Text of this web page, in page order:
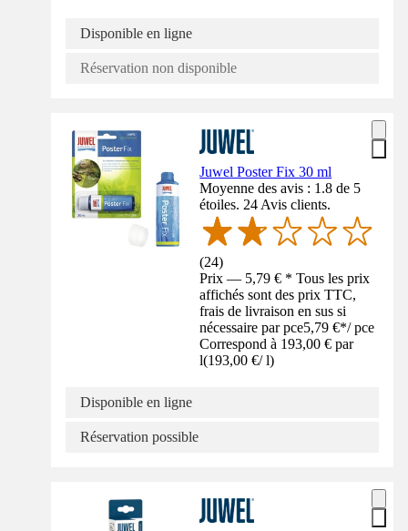
Disponible en ligne
Réservation non disponible
Juwel Poster Fix 30 ml
Moyenne des avis : 1.8 de 5
étoiles. 24 Avis clients.
(24)
Prix — 5,79 € * Tous les prix
affichés sont des prix TTC,
frais de livraison en sus si
nécessaire par pce5,79 €*/ pce
Correspond à 193,00 € par
l(193,00 €/ l)
Disponible en ligne
Réservation possible